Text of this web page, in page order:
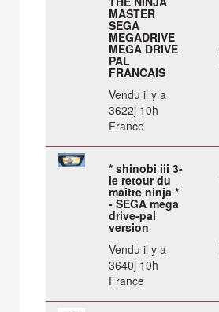
MASTER
SEGA
MEGADRIVE
MEGA DRIVE
PAL
FRANCAIS
Vendu il y a
3622j 10h
France
* shinobi iii 3-
le retour du
maître ninja *
- SEGA mega
drive-pal
version
Vendu il y a
3640j 10h
France